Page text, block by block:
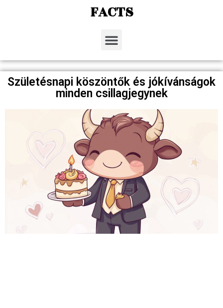
FACTS
Születésnapi köszöntők és jókívánságok
minden csillagjegynek